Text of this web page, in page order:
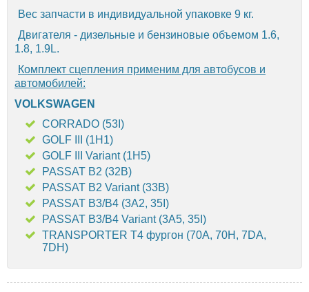
Вес запчасти в индивидуальной упаковке 9 кг.
Двигателя - дизельные и бензиновые объемом 1.6,
1.8, 1.9L.
Комплект сцепления применим для автобусов и
автомобилей:
VOLKSWAGEN
CORRADO (53I)
GOLF III (1H1)
GOLF III Variant (1H5)
PASSAT B2 (32B)
PASSAT B2 Variant (33B)
PASSAT B3/B4 (3A2, 35I)
PASSAT B3/B4 Variant (3A5, 35I)
TRANSPORTER T4 фургон (70A, 70H, 7DA,
7DH)